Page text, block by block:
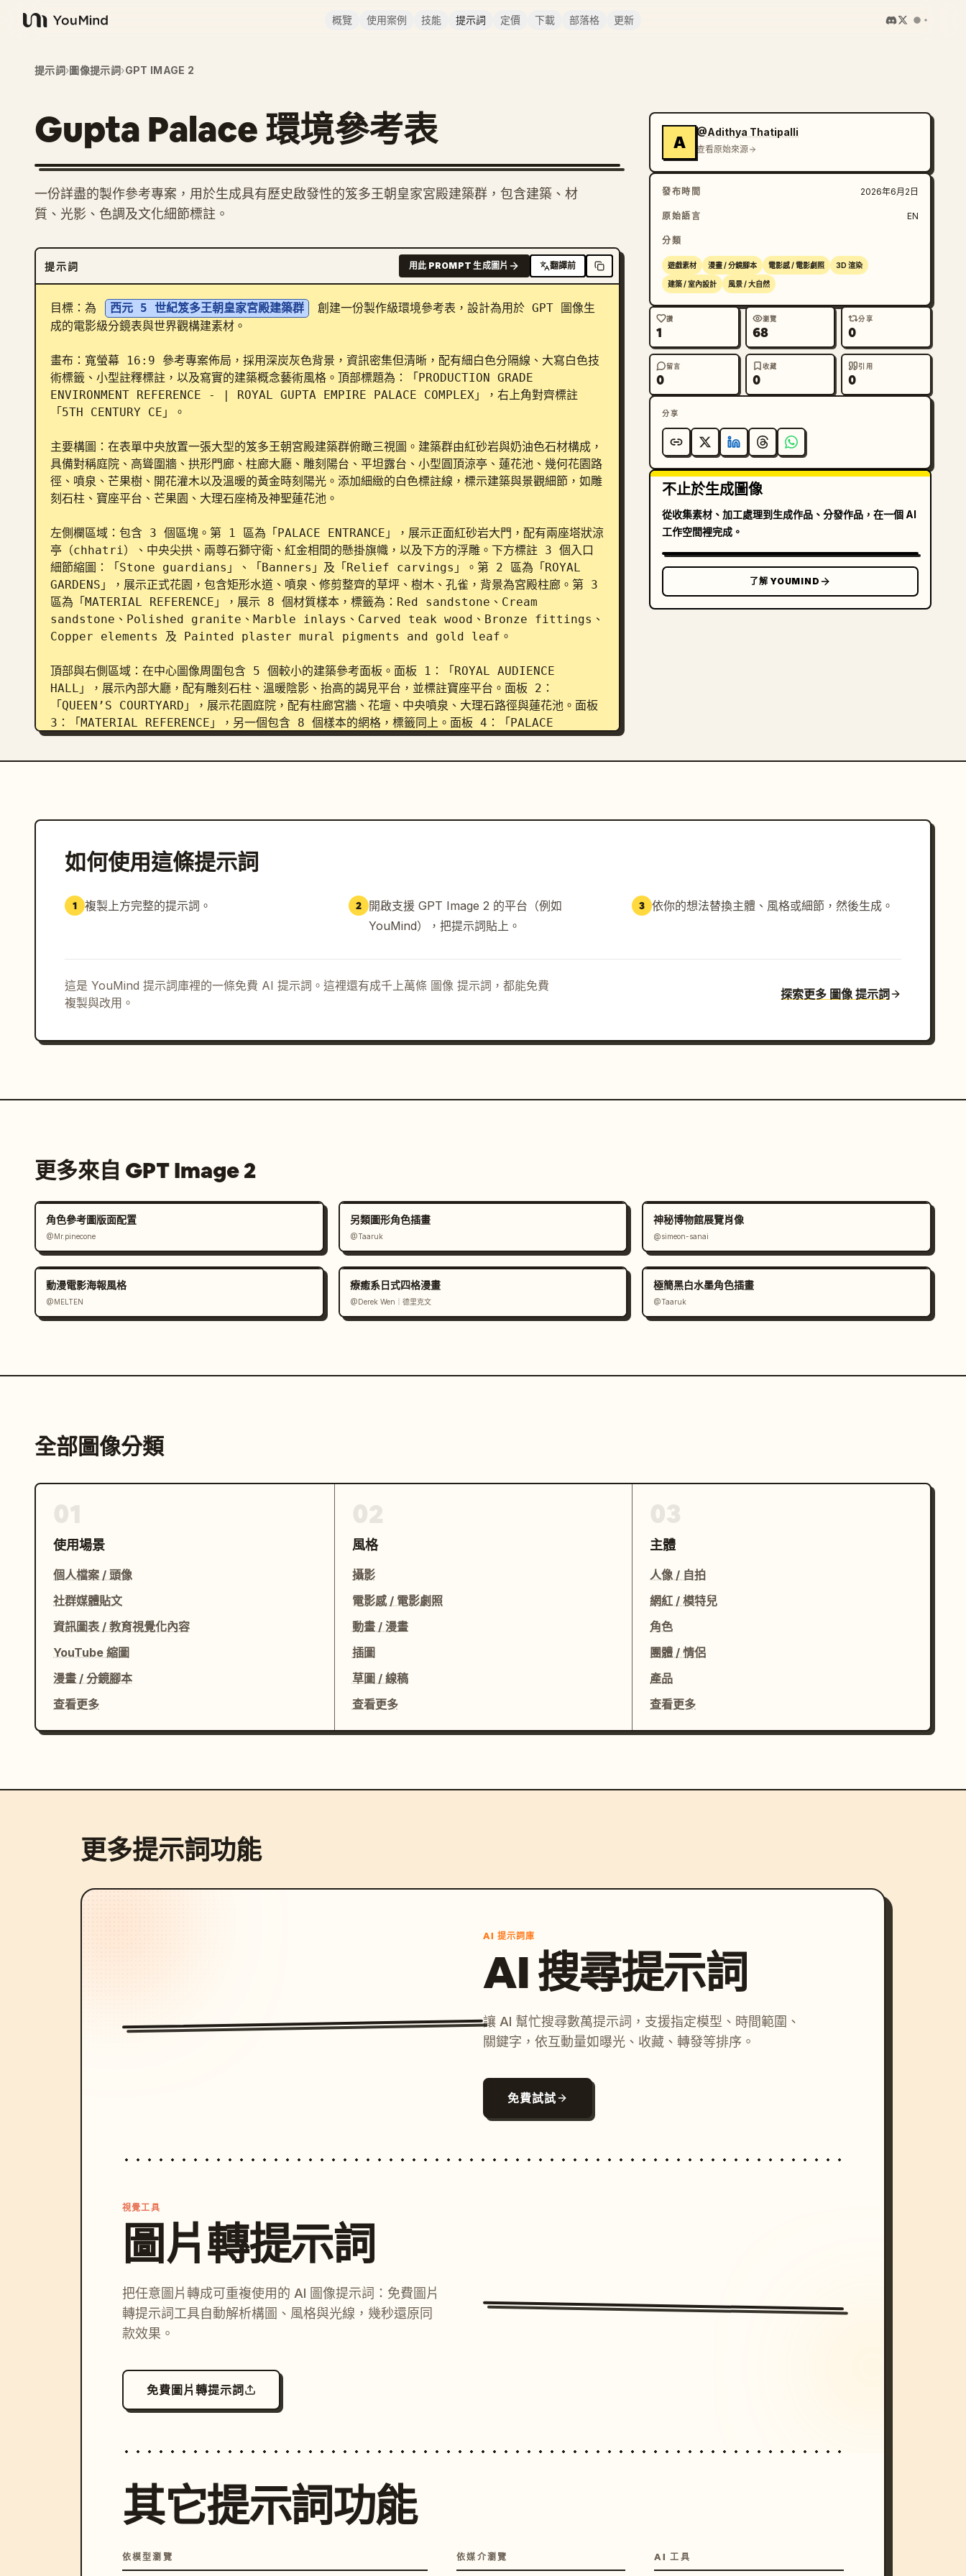
YouMind
概覽 使用案例 技能 提示詞 定價 下載 部落格 更新
提示詞›圖像提示詞›GPT IMAGE 2
Gupta Palace 環境參考表
一份詳盡的製作參考專案，用於生成具有歷史啟發性的笈多王朝皇家宮殿建築群，包含建築、材
質、光影、色調及文化細節標註。
提示詞 用此 PROMPT 生成圖片 翻譯前
目標：為 西元 5 世紀笈多王朝皇家宮殿建築群
創建一份製作級環境參考表，設計為用於 GPT 圖像生
成的電影級分鏡表與世界觀構建素材。
畫布：寬螢幕 16:9 參考專案佈局，採用深炭灰色背景，資訊密集但清晰，配有細白色分隔線、大寫白色技
術標籤、小型註釋標註，以及寫實的建築概念藝術風格。頂部標題為：「PRODUCTION GRADE
ENVIRONMENT REFERENCE - | ROYAL GUPTA EMPIRE PALACE COMPLEX」，右上角對齊標註
「5TH CENTURY CE」。
主要構圖：在表單中央放置一張大型的笈多王朝宮殿建築群俯瞰三視圖。建築群由紅砂岩與奶油色石材構成，
具備對稱庭院、高聳圍牆、拱形門廊、柱廊大廳、雕刻陽台、平坦露台、小型圓頂涼亭、蓮花池、幾何花園路
徑、噴泉、芒果樹、開花灌木以及溫暖的黃金時刻陽光。添加細緻的白色標註線，標示建築與景觀細節，如雕
刻石柱、寶座平台、芒果園、大理石座椅及神聖蓮花池。
左側欄區域：包含 3 個區塊。第 1 區為「PALACE ENTRANCE」，展示正面紅砂岩大門，配有兩座塔狀涼
亭（chhatri）、中央尖拱、兩尊石獅守衛、紅金相間的懸掛旗幟，以及下方的浮雕。下方標註 3 個入口
細節縮圖：「Stone guardians」、「Banners」及「Relief carvings」。第 2 區為「ROYAL
GARDENS」，展示正式花園，包含矩形水道、噴泉、修剪整齊的草坪、樹木、孔雀，背景為宮殿柱廊。第 3
區為「MATERIAL REFERENCE」，展示 8 個材質樣本，標籤為：Red sandstone、Cream
sandstone、Polished granite、Marble inlays、Carved teak wood、Bronze fittings、
Copper elements 及 Painted plaster mural pigments and gold leaf。
頂部與右側區域：在中心圖像周圍包含 5 個較小的建築參考面板。面板 1：「ROYAL AUDIENCE
HALL」，展示內部大廳，配有雕刻石柱、溫暖陰影、抬高的謁見平台，並標註寶座平台。面板 2：
「QUEEN’S COURTYARD」，展示花園庭院，配有柱廊宮牆、花壇、中央噴泉、大理石路徑與蓮花池。面板
3：「MATERIAL REFERENCE」，另一個包含 8 個樣本的網格，標籤同上。面板 4：「PALACE
BALCONY SYSTEM」，展示帶有石欄杆與華麗支撐結構的雕刻突出陽台。面板 5：「SACRED TEMPLE
ZONE」，展示小型笈多風格圓頂神龕、紅石、樹木與庭院。
Saffron、Bronze Brown、Peacock Blue、Banyan Green 及 Royal Crimson。第 3 區：
Sacred cows、Oil lamps、Incense burners、Flower garlands、Palm-leaf
manuscripts、Bronze vessels 及 Silk banners。
花池、紫檀/楝樹、季風季節氛圍、香煙、水牛或神聖動物、豐富的青銅與黃金裝飾、鳥類以及細微的反射。
視覺風格：超細緻寫實環境設計表，正宗古印度笈多建築，紅砂岩雕刻，奶油色砂岩亮點，拋光石材，雕刻柚
自定義調色板強調： 紅砂岩 、 溫暖象牙奶油色砂岩 、 黃金時刻體積光 及
A
@Adithya Thatipalli
查看原始來源
發布時間 2026年6月2日
原始語言 EN
分類
遊戲素材 漫畫 / 分鏡腳本 電影感 / 電影劇照 3D 渲染
建築 / 室內設計 風景 / 大自然
讚
1
瀏覽
68
分享
0
留言
0
收藏
0
引用
0
分享
不止於生成圖像
從收集素材、加工處理到生成作品、分發作品，在一個 AI
工作空間裡完成。
了解 YOUMIND
如何使用這條提示詞
1 複製上方完整的提示詞。 2 開啟支援 GPT Image 2 的平台（例如
YouMind），把提示詞貼上。
3 依你的想法替換主體、風格或細節，然後生成。
這是 YouMind 提示詞庫裡的一條免費 AI 提示詞。這裡還有成千上萬條 圖像 提示詞，都能免費
複製與改用。
探索更多 圖像 提示詞
更多來自 GPT Image 2
角色參考圖版面配置
@Mr.pinecone
另類圖形角色插畫
@Taaruk
神秘博物館展覽肖像
@simeon-sanai
動漫電影海報風格
@MELTEN
療癒系日式四格漫畫
@Derek Wen｜德里克文
極簡黑白水墨角色插畫
@Taaruk
全部圖像分類
使用場景
個人檔案 / 頭像
社群媒體貼文
資訊圖表 / 教育視覺化內容
YouTube 縮圖
漫畫 / 分鏡腳本
查看更多
風格
攝影
電影感 / 電影劇照
動畫 / 漫畫
插圖
草圖 / 線稿
查看更多
主體
人像 / 自拍
網紅 / 模特兒
角色
團體 / 情侶
產品
查看更多
更多提示詞功能
AI 提示詞庫
AI 搜尋提示詞
讓 AI 幫忙搜尋數萬提示詞，支援指定模型、時間範圍、
關鍵字，依互動量如曝光、收藏、轉發等排序。
免費試試
視覺工具
圖片轉提示詞
把任意圖片轉成可重複使用的 AI 圖像提示詞：免費圖片
轉提示詞工具自動解析構圖、風格與光線，幾秒還原同
款效果。
免費圖片轉提示詞
其它提示詞功能
依模型瀏覽 依媒介瀏覽 AI 工具